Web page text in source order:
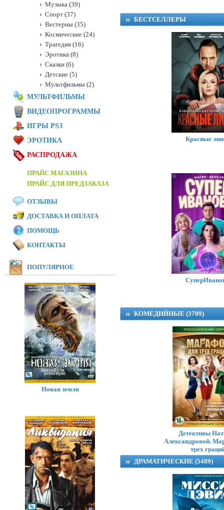
БЕСТСЕЛЛЕРЫ
Красные
Голос из
КОМЕДИЙНЫЕ (3709)
Детективы
Александровой.
трех
ДРАМАТИЧЕСКИЕ (5489)
Музыка (39)
Спорт (37)
Вестерны (35)
Космические (24)
Трагедия (16)
Эротика (8)
Сказки (6)
Детские (5)
Мультфильмы (2)
МУЛЬТФИЛЬМЫ
ВИДЕОПРОГРАММЫ
ИГРЫ PS3
ЭРОТИКА
РАСПРОДАЖА
ПРАЙС МАГАЗИНА
ПРАЙС ДЛЯ ПРЕДЗАКАЗА
ОТЗЫВЫ
ДОСТАВКА И ОПЛАТА
ПОМОЩЬ
КОНТАКТЫ
ПОПУЛЯРНОЕ
Новая земля